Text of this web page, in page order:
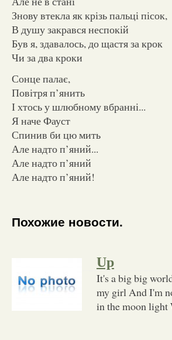
Знову втекла як крізь пальці пісок,
В душу закрався неспокій
Був я, здавалось, до щастя за крок
Чи за два кроки
Сонце палає,
Повітря п’янить
І хтось у шлюбному вбранні...
Я наче Фауст
Спинив би цю мить
Але надто п’яний...
Але надто п’яний
Але надто п’яний!
Похожие новости.
Up
It's a big big
my girl And I'm
in the moon light